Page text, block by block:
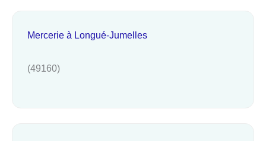
Mercerie à Longué-Jumelles
(49160)